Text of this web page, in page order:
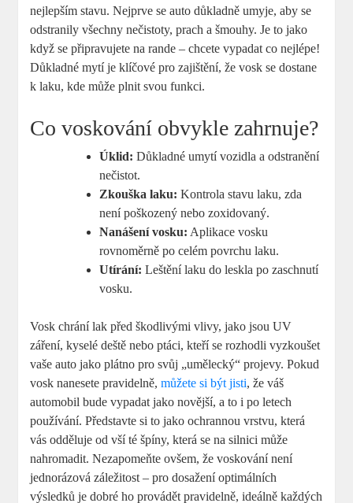
nejlepším stavu. Nejprve se auto důkladně umyje, aby se
odstranily všechny nečistoty, prach a šmouhy. Je to jako
když se připravujete na rande – chcete vypadat co nejlépe!
Důkladné mytí je klíčové pro zajištění, že vosk se dostane
k laku, kde může plnit svou funkci.
Co voskování obvykle zahrnuje?
Úklid: Důkladné umytí vozidla a odstranění
nečistot.
Zkouška laku: Kontrola stavu laku, zda
není poškozený nebo zoxidovaný.
Nanášení vosku: Aplikace vosku
rovnoměrně po celém povrchu laku.
Utírání: Leštění laku do leskla po zaschnutí
vosku.
Vosk chrání lak před škodlivými vlivy, jako jsou UV
záření, kyselé deště nebo ptáci, kteří se rozhodli vyzkoušet
vaše auto jako plátno pro svůj „umělecký“ projevy. Pokud
vosk nanesete pravidelně,můžete si být jisti, že váš
automobil bude vypadat jako novější, a to i po letech
používání. Představte si to jako ochrannou vrstvu, která
vás odděluje od vší té špíny, která se na silnici může
nahromadit. Nezapomeňte ovšem, že voskování není
jednorázová záležitost – pro dosažení optimálních
výsledků je dobré ho provádět pravidelně, ideálně každých